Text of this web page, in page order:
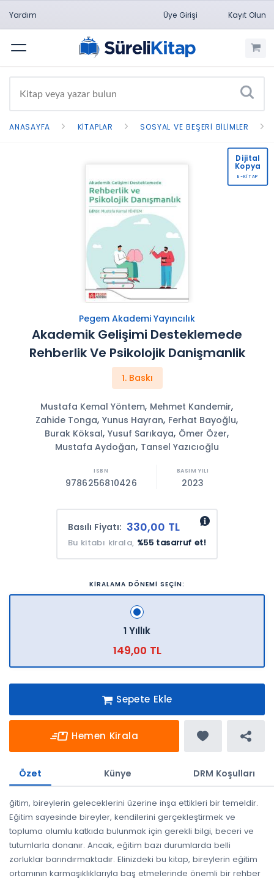
Yardım Üye Girişi Kayıt Olun
Menü
ANASAYFA KITAPLAR SOSYAL VE BEŞERI BILIMLER
Pegem Akademi Yayıncılık
Akademik Gelişimi Desteklemede
Rehberlik Ve Psikolojik Danişmanlik
1. Baskı
Mustafa Kemal Yöntem, Mehmet Kandemir,
Zahide Tonga,Yunus Hayran, Ferhat Bayoğlu,
Burak Köksal,Yusuf Sarıkaya, Ömer Özer,
Mustafa Aydoğan, Tansel Yazıcıoğlu
9786256810426 2023
Basılı Fiyatı: 330,00 TL
Bu kitabı kirala, %55 tasarruf et!
KİRALAMA DÖNEMİ SEÇİN:
1 Yıllık
149,00 TL
Sepete Ekle
Hemen Kirala
Özet Künye DRM Koşulları
ğitim, bireylerin geleceklerini üzerine inşa ettikleri bir temeldir.
Eğitim sayesinde bireyler, kendilerini gerçekleştirmek ve
topluma olumlu katkıda bulunmak için gerekli bilgi, beceri ve
tutumlarla donanır. Ancak, eğitim bazı durumlarda belli
zorluklar barındırmaktadır. Elinizdeki bu kitap, bireylerin eğitim
ortamının karmaşıklıklarıyla baş etmelerinde önemli bir rehber
Dijital
Kopya
E-KİTAP